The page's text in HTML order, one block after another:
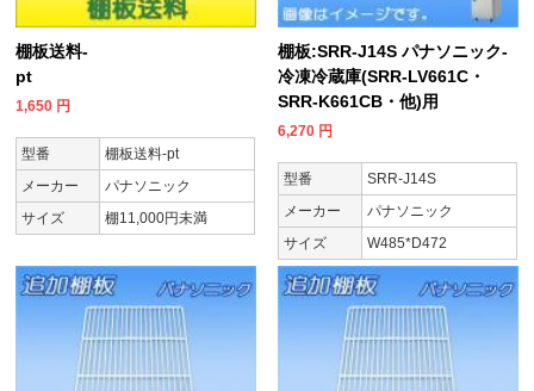
棚板送料-
pt
1,650 円
型番
棚板送料-pt
メーカー
パナソニック
サイズ
棚11,000円未満
棚板:SRR-J14S パナソニック-
冷凍冷蔵庫(SRR-LV661C・
SRR-K661CB・他)用
6,270 円
型番
SRR-J14S
メーカー
パナソニック
サイズ
W485*D472